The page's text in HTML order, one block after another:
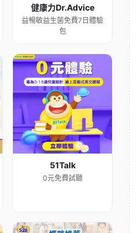
健康力Dr.Advice
益暢敏益生菌免費7日體驗
包
51Talk
0元免費試聽